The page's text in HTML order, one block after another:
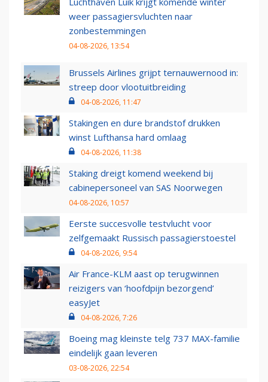
weer passagiersvluchten naar
zonbestemmingen
04-08-2026, 13:54
Brussels Airlines grijpt ternauwernood in:
streep door vlootuitbreiding
04-08-2026, 11:47
Stakingen en dure brandstof drukken
winst Lufthansa hard omlaag
04-08-2026, 11:38
Staking dreigt komend weekend bij
cabinepersoneel van SAS Noorwegen
04-08-2026, 10:57
Eerste succesvolle testvlucht voor
zelfgemaakt Russisch passagierstoestel
04-08-2026, 9:54
Air France-KLM aast op terugwinnen
reizigers van ‘hoofdpijn bezorgend’
easyJet
04-08-2026, 7:26
Boeing mag kleinste telg 737 MAX-familie
eindelijk gaan leveren
03-08-2026, 22:54